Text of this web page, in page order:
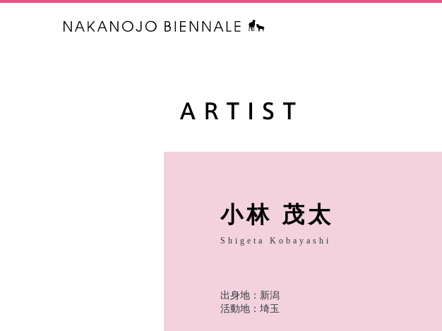
中之条ビエンナーレ 国際現代芸
小林 茂太
Shigeta Kobayashi
出身地：新潟
活動地：埼玉